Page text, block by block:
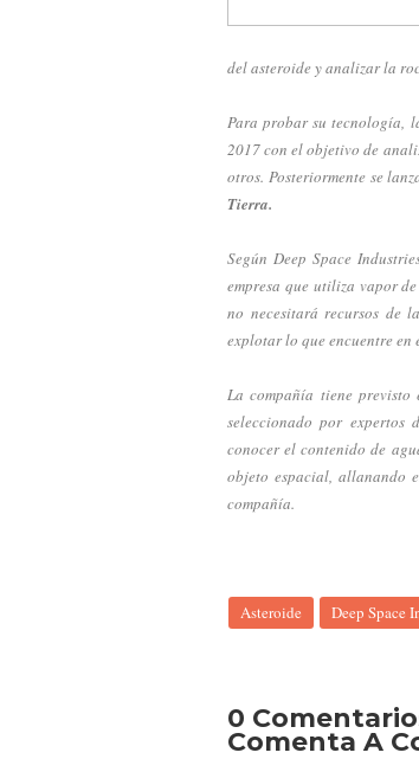
del asteroide y analizar la
Para probar su tecnología,
2017 con el objetivo de
otros. Posteriormente se
Tierra.
Según Deep Space
empresa que utiliza vapor
no necesitará recursos de
explotar lo que encuentre en
La compañía tiene
seleccionado por expertos
conocer el contenido de
objeto espacial, allanando
compañía.
Asteroide Deep Space
0
Comenta A